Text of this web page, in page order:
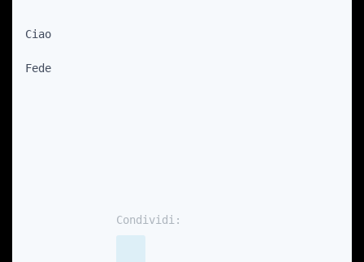
Ciao
Fede
Condividi: